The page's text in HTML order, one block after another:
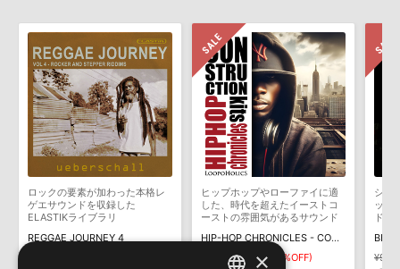
知らせするメールの2通が送信されます。メールに記載されており
ます説明に沿って、製品のダウンロード／導入を行って下さい。
サンプルパック製品には、原則として日本語版操作マニュアルをご
用意しておりません。ご購入後のご不明点や詳細に関するお問い合
わせなどはテクニカルサポート
までご連絡ください。
デモソングは、製品収録サウンドを使ってできることを紹介するた
めのデモンストレーション用の楽曲です。原則として、デモソング
そのものをお使いいただくことはできません。また、デモソングを
構成する全てのサウンドが、サンプルパックに含まれていることを
保証するものではありません。
しかねます。
2022.06.06
2022.06.06
Reason Studios社「Reason」及び関連ソフトでのプリセット追
加方法
2022.01.21
KONTAKT ライブラリのロード方法（Native Access 非対応製
マークのついた情報は、該当する製品のご購入ユーザー様専用となって
おります。ご覧頂くには、該当する製品をご購入頂く必要がございます。
ロックの要素が加わった本格レ
ゲエサウンドを収録した
ELASTIKライブラリ
REGGAE JOURNEY 4
ヒップホップやローファイに適
した、時代を超えたイーストコ
ーストの雰囲気があるサウンド
HIP-HOP CHRONICLES - CONSTRUCTION KITS
¥2,728 ¥1,364(50%OFF)
シネ
ック
ドを
×